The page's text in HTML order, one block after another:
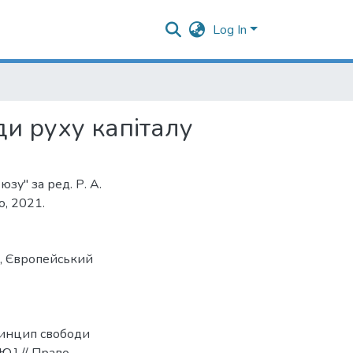
Log In
руху капіталу
за ред. Р. А.
2021.
, Європейський
свободи